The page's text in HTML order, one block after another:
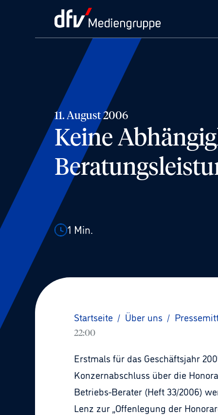
11. August 2006
Keine
1 Min.
Startseite / Über uns /
22:00
Erstmals für das Geschäftsjahr
Konzernabschluss über die
Betriebs-Berater (Heft 33/2006)
Lenz zur „Offenlegung der